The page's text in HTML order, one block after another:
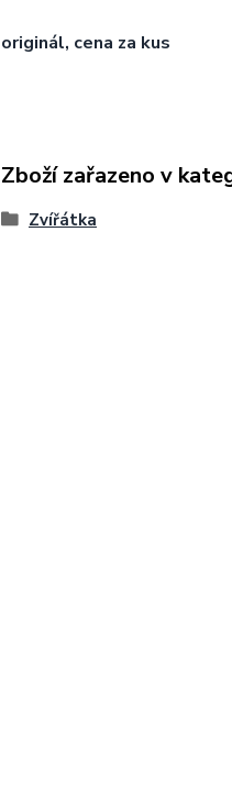
originál, cena za kus
Zboží zařazeno v
Zvířátka